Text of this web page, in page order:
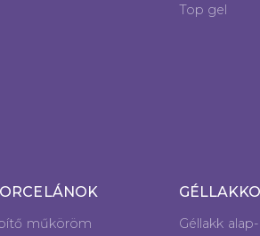
Top gel
műköröm
Géllakk